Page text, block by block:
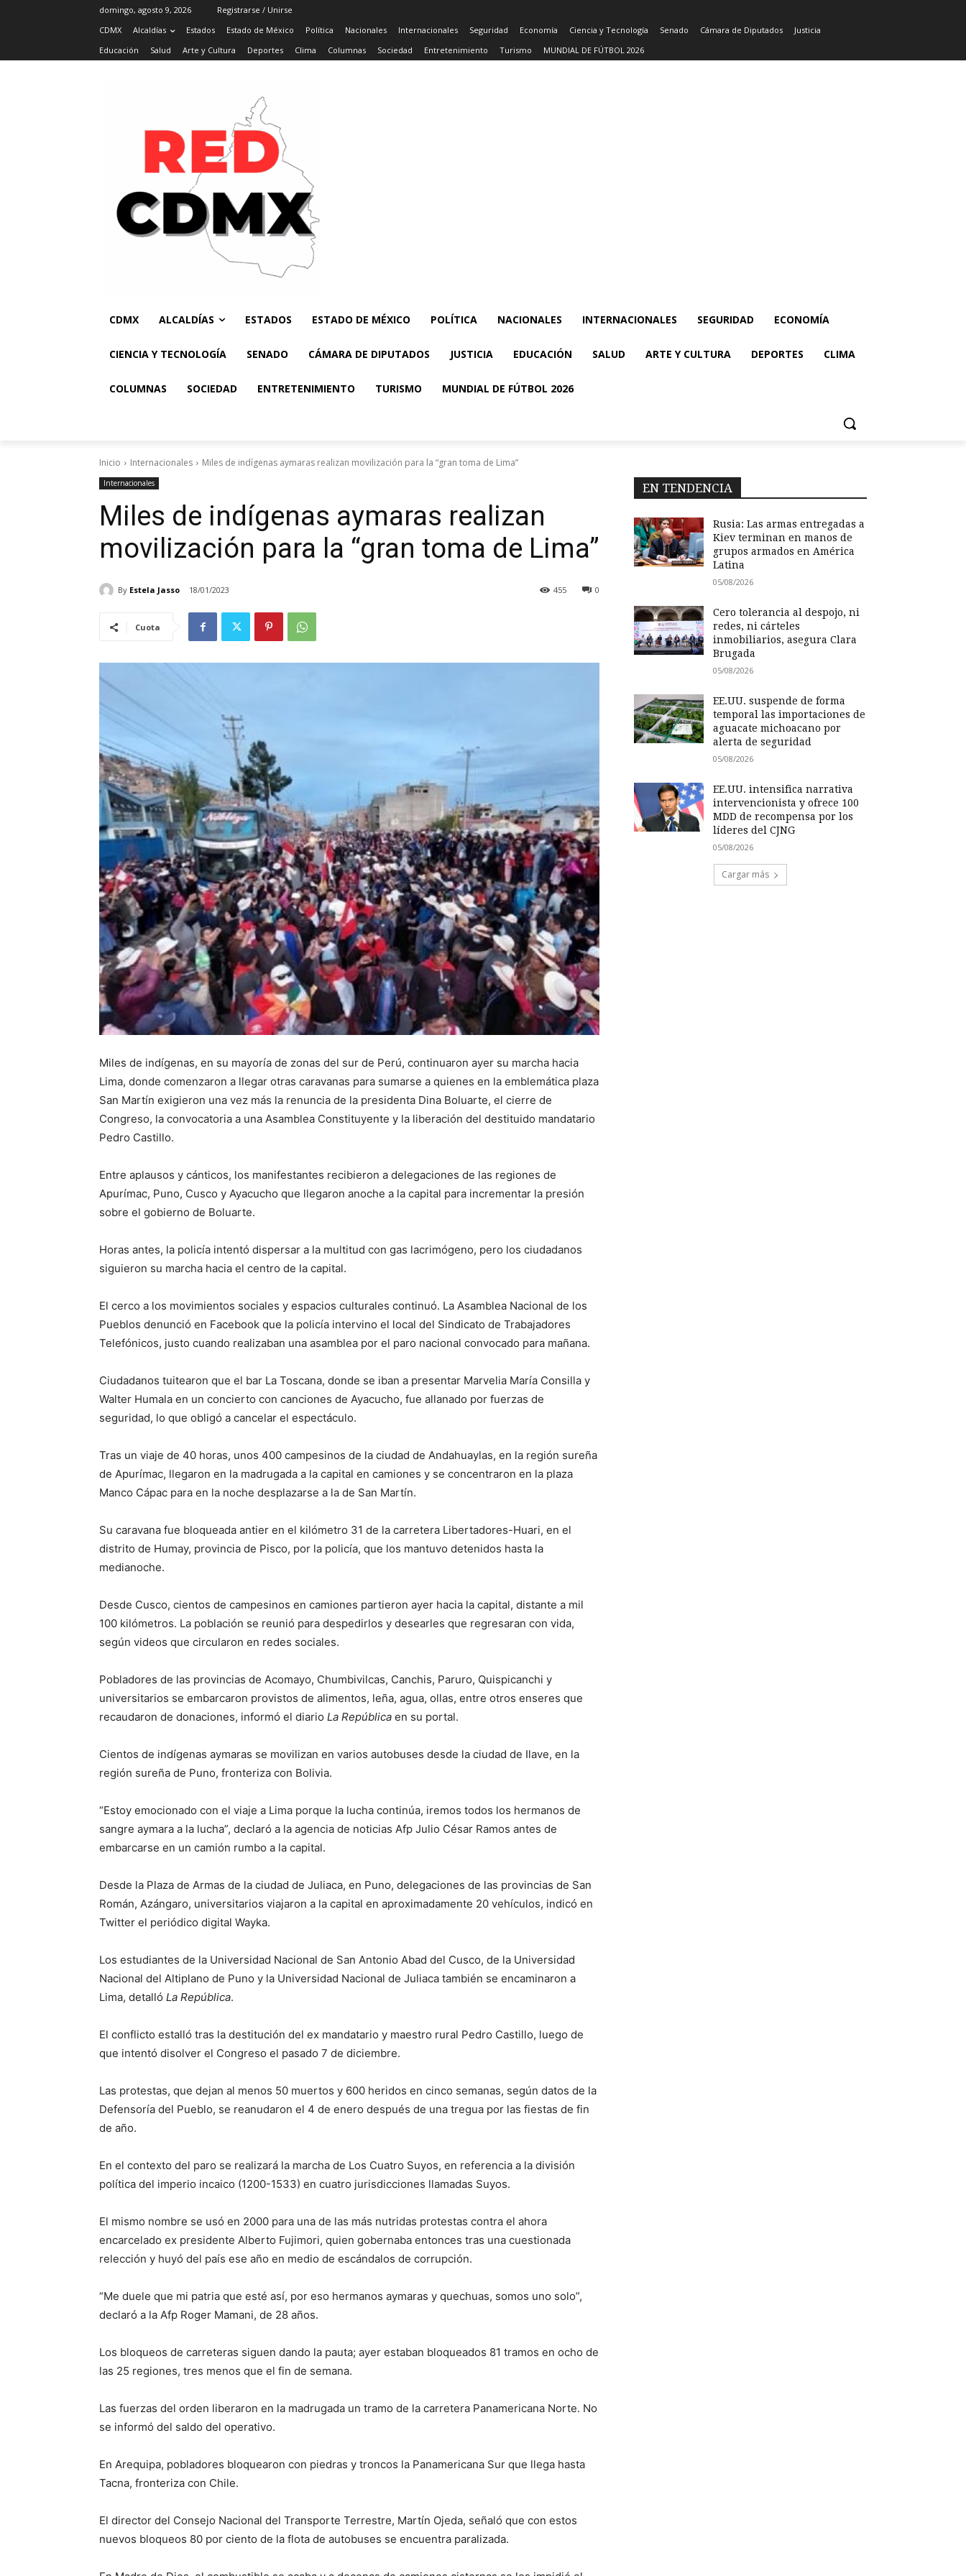
domingo, agosto 9, 2026
Registrarse / Unirse
CDMX
Alcaldías Estados Estado de México Política Nacionales Internacionales Seguridad Economía Ciencia y Tecnología Senado Cámara de Diputados
Justicia
Educación
Salud Arte y Cultura Deportes Clima Columnas Sociedad Entretenimiento Turismo MUNDIAL DE FÚTBOL 2026
CDMX ALCALDÍAS ESTADOS ESTADO DE MÉXICO POLÍTICA NACIONALES INTERNACIONALES SEGURIDAD ECONOMÍA
CIENCIA Y TECNOLOGÍA SENADO CÁMARA DE DIPUTADOS JUSTICIA EDUCACIÓN SALUD ARTE Y CULTURA DEPORTES CLIMA
COLUMNAS SOCIEDAD ENTRETENIMIENTO TURISMO MUNDIAL DE FÚTBOL 2026
Inicio Internacionales Miles de indígenas aymaras realizan movilización para la “gran toma de Lima”
Internacionales
Miles de indígenas aymaras realizan
movilización para la “gran toma de Lima”
By Estela Jasso 18/01/2023 0
455
Cuota
Miles de indígenas, en su mayoría de zonas del sur de Perú, continuaron ayer su marcha hacia
Lima, donde comenzaron a llegar otras caravanas para sumarse a quienes en la emblemática plaza
San Martín exigieron una vez más la renuncia de la presidenta Dina Boluarte, el cierre de
Congreso, la convocatoria a una Asamblea Constituyente y la liberación del destituido mandatario
Pedro Castillo.
Entre aplausos y cánticos, los manifestantes recibieron a delegaciones de las regiones de
Apurímac, Puno, Cusco y Ayacucho que llegaron anoche a la capital para incrementar la presión
sobre el gobierno de Boluarte.
Horas antes, la policía intentó dispersar a la multitud con gas lacrimógeno, pero los ciudadanos
siguieron su marcha hacia el centro de la capital.
El cerco a los movimientos sociales y espacios culturales continuó. La Asamblea Nacional de los
Pueblos denunció en Facebook que la policía intervino el local del Sindicato de Trabajadores
Telefónicos, justo cuando realizaban una asamblea por el paro nacional convocado para mañana.
Ciudadanos tuitearon que el bar La Toscana, donde se iban a presentar Marvelia María Consilla y
Walter Humala en un concierto con canciones de Ayacucho, fue allanado por fuerzas de
seguridad, lo que obligó a cancelar el espectáculo.
Tras un viaje de 40 horas, unos 400 campesinos de la ciudad de Andahuaylas, en la región sureña
de Apurímac, llegaron en la madrugada a la capital en camiones y se concentraron en la plaza
Manco Cápac para en la noche desplazarse a la de San Martín.
Su caravana fue bloqueada antier en el kilómetro 31 de la carretera Libertadores-Huari, en el
distrito de Humay, provincia de Pisco, por la policía, que los mantuvo detenidos hasta la
medianoche.
Desde Cusco, cientos de campesinos en camiones partieron ayer hacia la capital, distante a mil
100 kilómetros. La población se reunió para despedirlos y desearles que regresaran con vida,
según videos que circularon en redes sociales.
Pobladores de las provincias de Acomayo, Chumbivilcas, Canchis, Paruro, Quispicanchi y
universitarios se embarcaron provistos de alimentos, leña, agua, ollas, entre otros enseres que
recaudaron de donaciones, informó el diario La República en su portal.
Cientos de indígenas aymaras se movilizan en varios autobuses desde la ciudad de Ilave, en la
región sureña de Puno, fronteriza con Bolivia.
“Estoy emocionado con el viaje a Lima porque la lucha continúa, iremos todos los hermanos de
sangre aymara a la lucha”, declaró a la agencia de noticias Afp Julio César Ramos antes de
embarcarse en un camión rumbo a la capital.
Desde la Plaza de Armas de la ciudad de Juliaca, en Puno, delegaciones de las provincias de San
Román, Azángaro, universitarios viajaron a la capital en aproximadamente 20 vehículos, indicó en
Twitter el periódico digital Wayka.
Los estudiantes de la Universidad Nacional de San Antonio Abad del Cusco, de la Universidad
Nacional del Altiplano de Puno y la Universidad Nacional de Juliaca también se encaminaron a
Lima, detalló La República.
El conflicto estalló tras la destitución del ex mandatario y maestro rural Pedro Castillo, luego de
que intentó disolver el Congreso el pasado 7 de diciembre.
Las protestas, que dejan al menos 50 muertos y 600 heridos en cinco semanas, según datos de la
Defensoría del Pueblo, se reanudaron el 4 de enero después de una tregua por las fiestas de fin
de año.
En el contexto del paro se realizará la marcha de Los Cuatro Suyos, en referencia a la división
política del imperio incaico (1200-1533) en cuatro jurisdicciones llamadas Suyos.
El mismo nombre se usó en 2000 para una de las más nutridas protestas contra el ahora
encarcelado ex presidente Alberto Fujimori, quien gobernaba entonces tras una cuestionada
relección y huyó del país ese año en medio de escándalos de corrupción.
“Me duele que mi patria que esté así, por eso hermanos aymaras y quechuas, somos uno solo”,
declaró a la Afp Roger Mamani, de 28 años.
Los bloqueos de carreteras siguen dando la pauta; ayer estaban bloqueados 81 tramos en ocho de
las 25 regiones, tres menos que el fin de semana.
Las fuerzas del orden liberaron en la madrugada un tramo de la carretera Panamericana Norte. No
se informó del saldo del operativo.
En Arequipa, pobladores bloquearon con piedras y troncos la Panamericana Sur que llega hasta
Tacna, fronteriza con Chile.
El director del Consejo Nacional del Transporte Terrestre, Martín Ojeda, señaló que con estos
nuevos bloqueos 80 por ciento de la flota de autobuses se encuentra paralizada.
EN TENDENCIA
Rusia: Las armas entregadas a
Kiev terminan en manos de
grupos armados en América
Latina
05/08/2026
Cero tolerancia al despojo, ni
redes, ni cárteles
inmobiliarios, asegura Clara
Brugada
05/08/2026
EE.UU. suspende de forma
temporal las importaciones de
aguacate michoacano por
alerta de seguridad
05/08/2026
EE.UU. intensifica narrativa
intervencionista y ofrece 100
MDD de recompensa por los
líderes del CJNG
05/08/2026
Cargar más